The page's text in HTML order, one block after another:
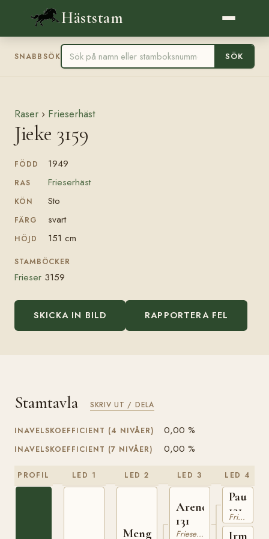
Häststam
SNABBSÖK SÖK
Raser › Frieserhäst
Jieke 3159
FÖDD 1949
RAS Frieserhäst
KÖN Sto
FÄRG svart
HÖJD 151 cm
STAMBÖCKER
Frieser 3159
SKICKA IN BILD RAPPORTERA FEL
Stamtavla SKRIV UT / DELA
INAVELSKOEFFICIENT (4 NIVÅER) 0,00 %
INAVELSKOEFFICIENT (7 NIVÅER) 0,00 %
PROFIL LED 1 LED 2
Mengelberg
LED 3
Arend
131
Frieserhäst
LED 4
Paulus
121Frieserhäst
Irma